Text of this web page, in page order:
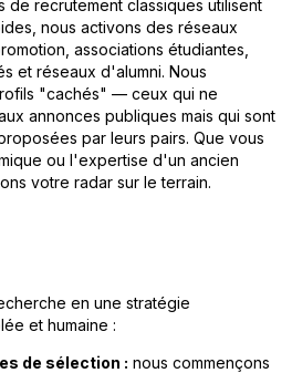
de recrutement classiques utilisent
nous activons des réseaux
associations étudiantes,
et réseaux d'alumni. Nous
"cachés" — ceux qui ne
annonces publiques mais qui sont
par leurs pairs. Que vous
ou l'expertise d'un ancien
votre radar sur le terrain.
en une stratégie
et humaine :
de sélection : nous commençons